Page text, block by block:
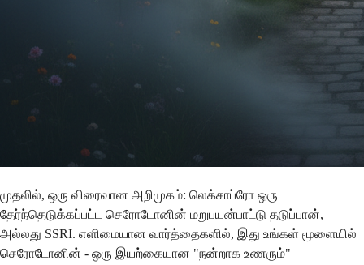
முதலில், ஒரு விரைவான அறிமுகம்: லெக்சாப்ரோ ஒரு
தேர்ந்தெடுக்கப்பட்ட செரோடோனின் மறுபயன்பாட்டு தடுப்பான்,
அல்லது SSRI. எளிமையான வார்த்தைகளில், இது உங்கள் மூளையில்
செரோடோனின் - ஒரு இயற்கையான "நன்றாக உணரும்"